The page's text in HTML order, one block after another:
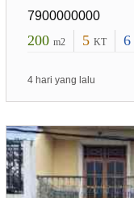
7900000000
200 m2 5 KT 6
4 hari yang lalu